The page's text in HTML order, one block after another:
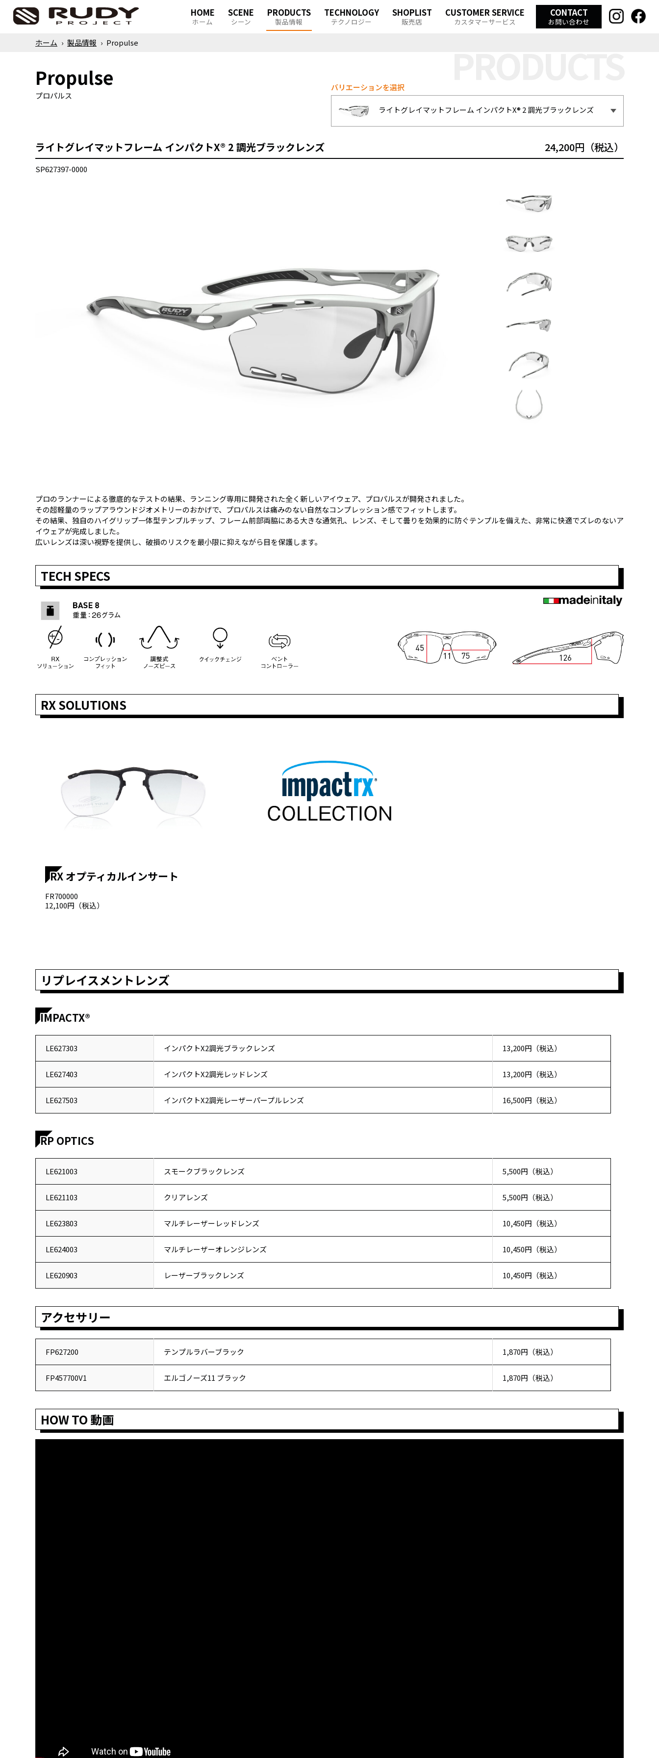
HOME
ホーム
SCENE
シーン
PRODUCTS
製品情報
TECHNOLOGY
テクノロジー
SHOPLIST
販売店
CUSTOMER SERVICE
カスタマーサービス
CONTACT
お問い合わせ
ホーム › 製品情報 › Propulse
Propulse
プロパルス
バリエーションを選択
ライトグレイマットフレーム インパクトX® 2 調光ブラックレンズ
ライトグレイマットフレーム インパクトX® 2 調光ブラックレンズ 24,200円（税込）
SP627397-0000
プロのランナーによる徹底的なテストの結果、ランニング専用に開発された全く新しいアイウェア、プロパルスが開発されました。
その超軽量のラップアラウンドジオメトリーのおかげで、プロパルスは痛みのない自然なコンプレッション感でフィットします。
その結果、独自のハイグリップ一体型テンプルチップ、フレーム前部両脇にある大きな通気孔、レンズ、そして曇りを効果的に防ぐテンプルを備えた、非常に快適でズレのないア
イウェアが完成しました。
広いレンズは深い視野を提供し、破損のリスクを最小限に抑えながら目を保護します。
TECH SPECS
RX SOLUTIONS
RX オプティカルインサート
FR700000
12,100円（税込）
リプレイスメントレンズ
IMPACTX®
LE627303 インパクトX2調光ブラックレンズ 13,200円（税込）
LE627403 インパクトX2調光レッドレンズ 13,200円（税込）
LE627503 インパクトX2調光レーザーパープルレンズ 16,500円（税込）
RP OPTICS
LE621003 スモークブラックレンズ 5,500円（税込）
LE621103 クリアレンズ 5,500円（税込）
LE623803 マルチレーザーレッドレンズ 10,450円（税込）
LE624003 マルチレーザーオレンジレンズ 10,450円（税込）
LE620903 レーザーブラックレンズ 10,450円（税込）
アクセサリー
FP627200 テンプルラバーブラック 1,870円（税込）
FP457700V1 エルゴノーズ11 ブラック 1,870円（税込）
HOW TO 動画